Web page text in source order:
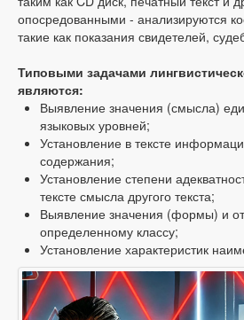
опосредованными - анализируются
такие как показания свидетелей,
Типовыми задачами
являются:
Выявление значения (смысла)
языковых уровней;
Установление в тексте
содержания;
Установление степени
тексте смысла другого текста;
Выявление значения (формы) и
определенному классу;
Установление характеристик